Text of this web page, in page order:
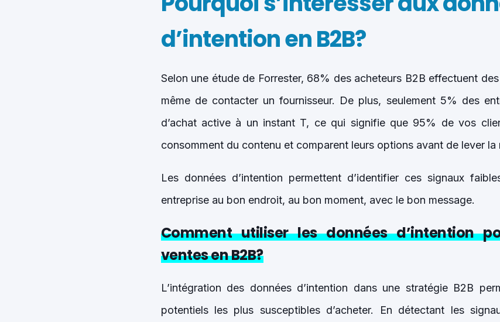
d’intention en B2B?
Selon une étude de Forrester, 68% des acheteurs B2B effectuent
même de contacter un fournisseur. De plus, seulement 5% des
d’achat active à un instant T, ce qui signifie que 95% de vos
consomment du contenu et comparent leurs options avant de lever la
Les données d’intention permettent d’identifier ces signaux
entreprise au bon endroit, au bon moment, avec le bon message.
Comment utiliser les données d’intention
ventes en B2B?
L’intégration des données d’intention dans une stratégie B2B
potentiels les plus susceptibles d’acheter. En détectant les